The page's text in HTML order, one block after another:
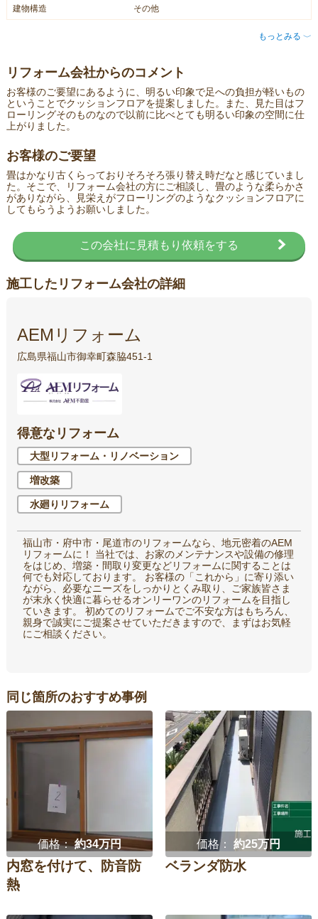
建物構造 その他
もっとみる 〈
リフォーム会社からのコメント
お客様のご要望にあるように、明るい印象で足への負担が軽いもの
ということでクッションフロアを提案しました。また、見た目はフ
ローリングそのものなので以前に比べとても明るい印象の空間に仕
上がりました。
お客様のご要望
畳はかなり古くらっておりそろそろ張り替え時だなと感じていまし
た。そこで、リフォーム会社の方にご相談し、畳のような柔らかさ
がありながら、見栄えがフローリングのようなクッションフロアに
してもらうようお願いしました。
この会社に見積もり依頼をする
施工したリフォーム会社の詳細
AEMリフォーム
広島県福山市御幸町森脇451-1
得意なリフォーム
大型リフォーム・リノベーション
増改築
水廻りリフォーム
福山市・府中市・尾道市のリフォームなら、地元密着のAEM
リフォームに！ 当社では、お家のメンテナンスや設備の修理
をはじめ、増築・間取り変更などリフォームに関することは
何でも対応しております。 お客様の「これから」に寄り添い
ながら、必要なニーズをしっかりとくみ取り、ご家族皆さま
が末永く快適に暮らせるオンリーワンのリフォームを⽬指し
ていきます。 初めてのリフォームでご不安な方はもちろん、
親身で誠実にご提案させていただきますので、まずはお気軽
にご相談ください。
同じ箇所のおすすめ事例
価格：約34万円
内窓を付けて、防音防
熱
価格： 約25万円
ベランダ防水